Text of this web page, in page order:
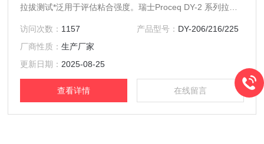
拉拔测试*泛用于评估粘合强度。瑞士Proceq DY-2 系列拉拔
储、记录所有测试。基于所有标准规定的加载速率值，它配有
集成反馈控制电机，从而为重复次数最多的结果提供全自动测
试。
访问次数： 1157 产品型号： DY-206/216/225
厂商性质：生产厂家
更新日期： 2025-08-25
查看详情 在线留言